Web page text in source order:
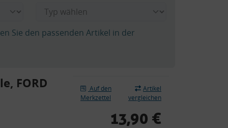
Sie den passenden Artikel in der
FORD
Auf den
Merkzettel
Artikel
vergleichen
13,90 €